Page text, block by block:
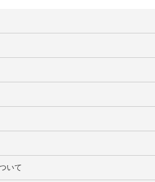
いて